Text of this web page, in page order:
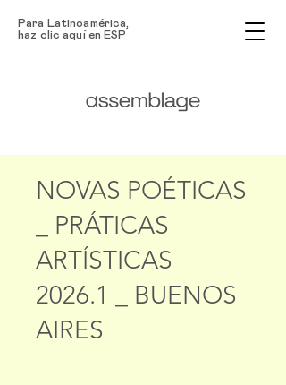
Para Latinoamérica,
haz clic aquí en ESP
NOVAS POÉTICAS
_ PRÁTICAS
ARTÍSTICAS
2026.1 _ BUENOS
AIRES